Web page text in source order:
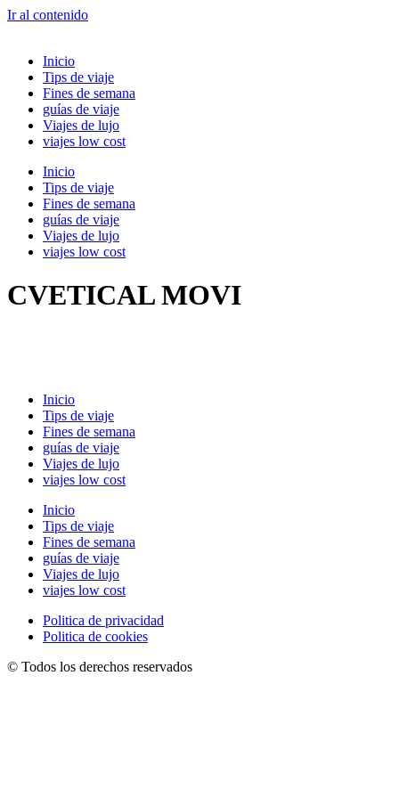
Ir al contenido
Inicio
Tips de viaje
Fines de semana
guías de viaje
Viajes de lujo
viajes low cost
Inicio
Tips de viaje
Fines de semana
guías de viaje
Viajes de lujo
viajes low cost
CVETICAL MOVI
Inicio
Tips de viaje
Fines de semana
guías de viaje
Viajes de lujo
viajes low cost
Inicio
Tips de viaje
Fines de semana
guías de viaje
Viajes de lujo
viajes low cost
Politica de privacidad
Politica de cookies
© Todos los derechos reservados